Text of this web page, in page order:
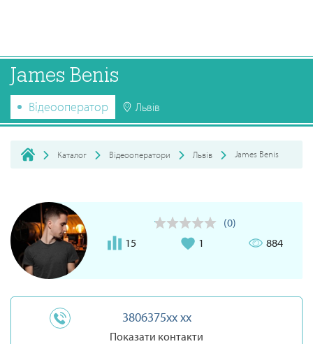
James Benis
Відеооператор Львів
Каталог Відеооператори Львів James Benis
(0)
15
1 884
3806375xx xx
Показати контакти